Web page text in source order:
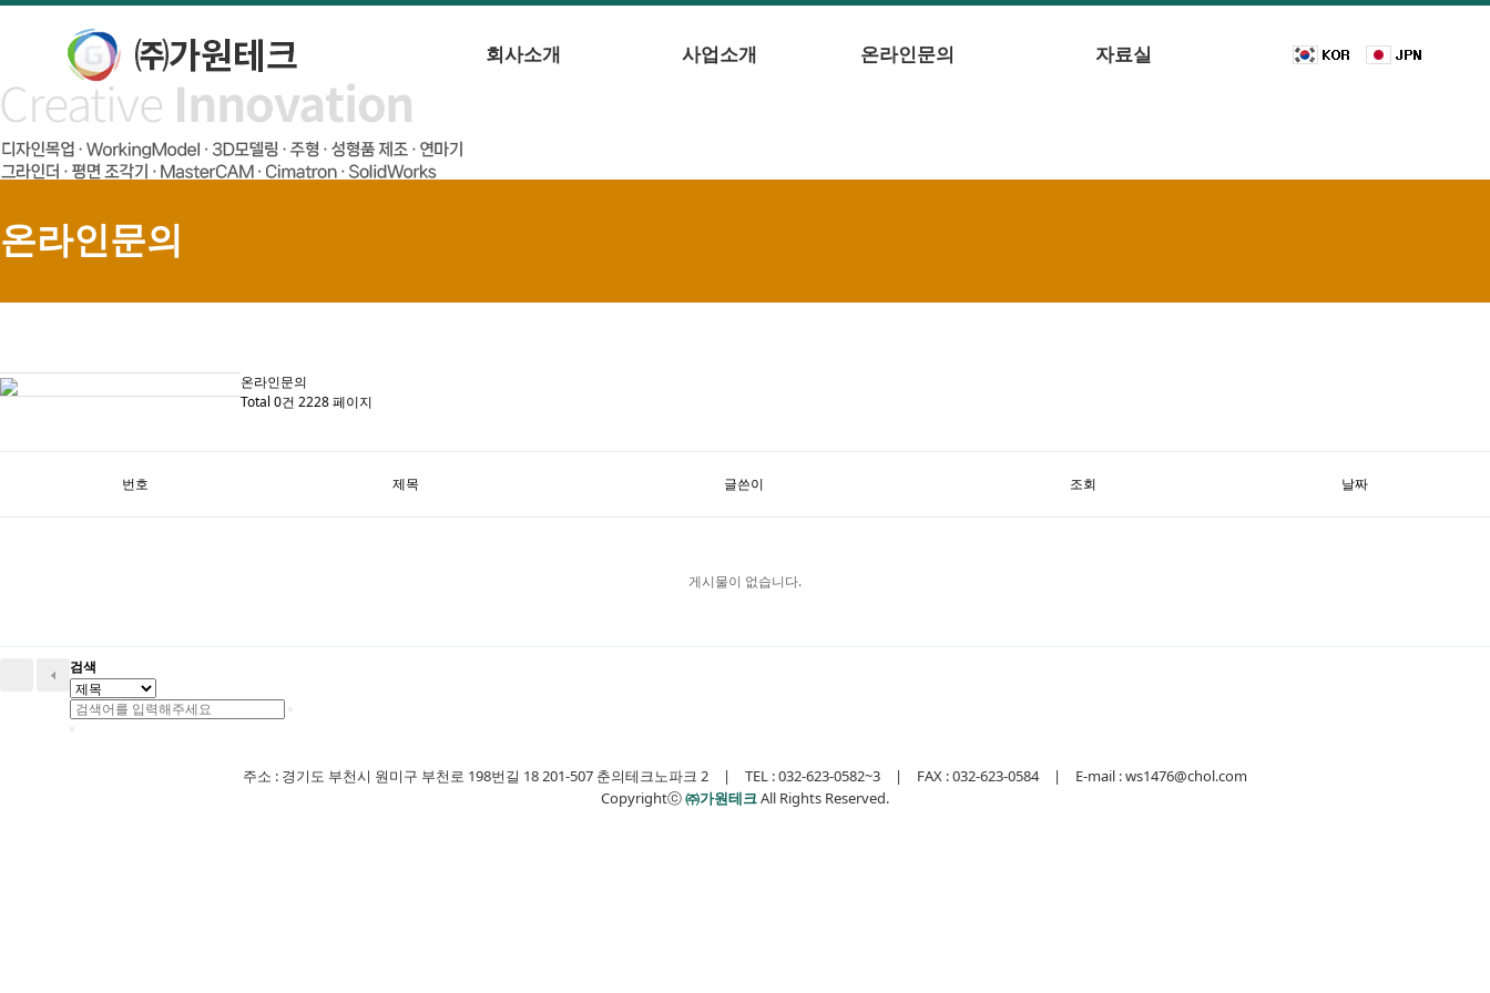
회사소개 사업소개 온라인문의 자료실
온라인문의
온라인문의
Total 0건 2228 페이지
번호 제목 글쓴이 조회 날짜
게시물이 없습니다.
검색
주소 : 경기도 부천시 원미구 부천로 198번길 18 201-507 춘의테크노파크 2 | TEL : 032-623-0582~3 | FAX : 032-623-0584 | E-mail : ws1476@chol.com
Copyrightⓒ㈜가원테크 All Rights Reserved.